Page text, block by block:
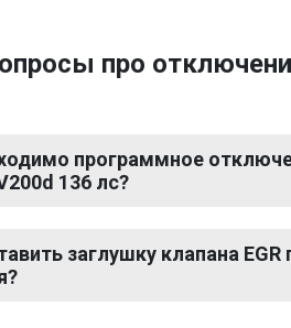
про
программное
136 лс?
заглушку клапана